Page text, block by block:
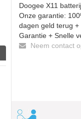
Doogee X11
Onze garantie:
dagen geld terug +
Garantie + Snelle
Neem contact